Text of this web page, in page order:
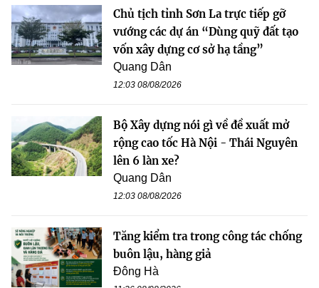
Chủ tịch tỉnh Sơn La trực tiếp gỡ
vướng các dự án “Dùng quỹ đất tạo
vốn xây dựng cơ sở hạ tầng”
Quang Dân
12:03 08/08/2026
Bộ Xây dựng nói gì về đề xuất mở
rộng cao tốc Hà Nội - Thái Nguyên
lên 6 làn xe?
Quang Dân
12:03 08/08/2026
Tăng kiểm tra trong công tác chống
buôn lậu, hàng giả
Đông Hà